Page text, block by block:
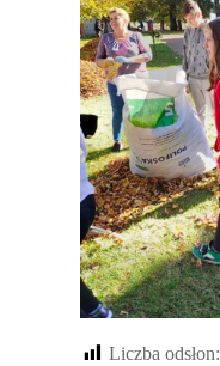
Liczba odsłon: